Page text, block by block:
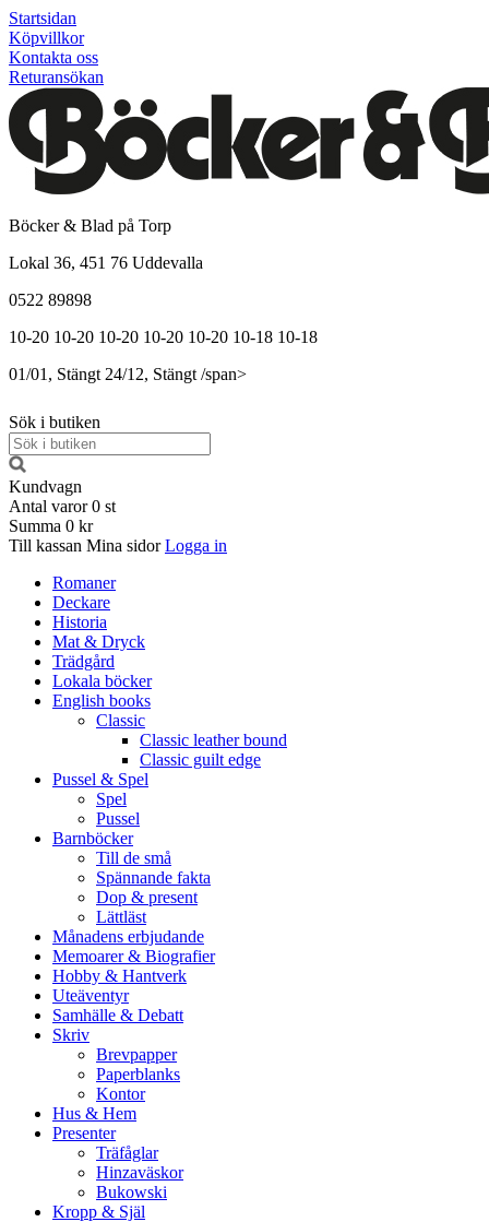
Startsidan
Köpvillkor
Kontakta oss
Returansökan
Böcker & Blad på Torp
Lokal 36, 451 76 Uddevalla
0522 89898
10-20 10-20 10-20 10-20 10-20 10-18 10-18
01/01, Stängt 24/12, Stängt /span>
Sök i butiken
Kundvagn
Antal varor 0 st
Summa 0 kr
Till kassan Mina sidor Logga in
Romaner
Deckare
Historia
Mat & Dryck
Trädgård
Lokala böcker
English books
Classic
Classic leather bound
Classic guilt edge
Pussel & Spel
Spel
Pussel
Barnböcker
Till de små
Spännande fakta
Dop & present
Lättläst
Månadens erbjudande
Memoarer & Biografier
Hobby & Hantverk
Uteäventyr
Samhälle & Debatt
Skriv
Brevpapper
Paperblanks
Kontor
Hus & Hem
Presenter
Träfåglar
Hinzaväskor
Bukowski
Kropp & Själ